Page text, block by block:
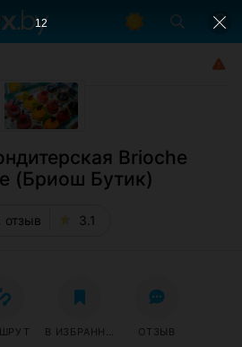
Brioche
(Бриош Бутик)
отзыв 3.1
В ИЗБРАННОЕ ОТЗЫВ
11